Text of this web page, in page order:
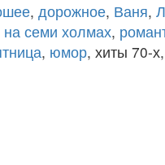
, дорожное, Ваня,
на семи холмах,
, юмор, хиты 70-